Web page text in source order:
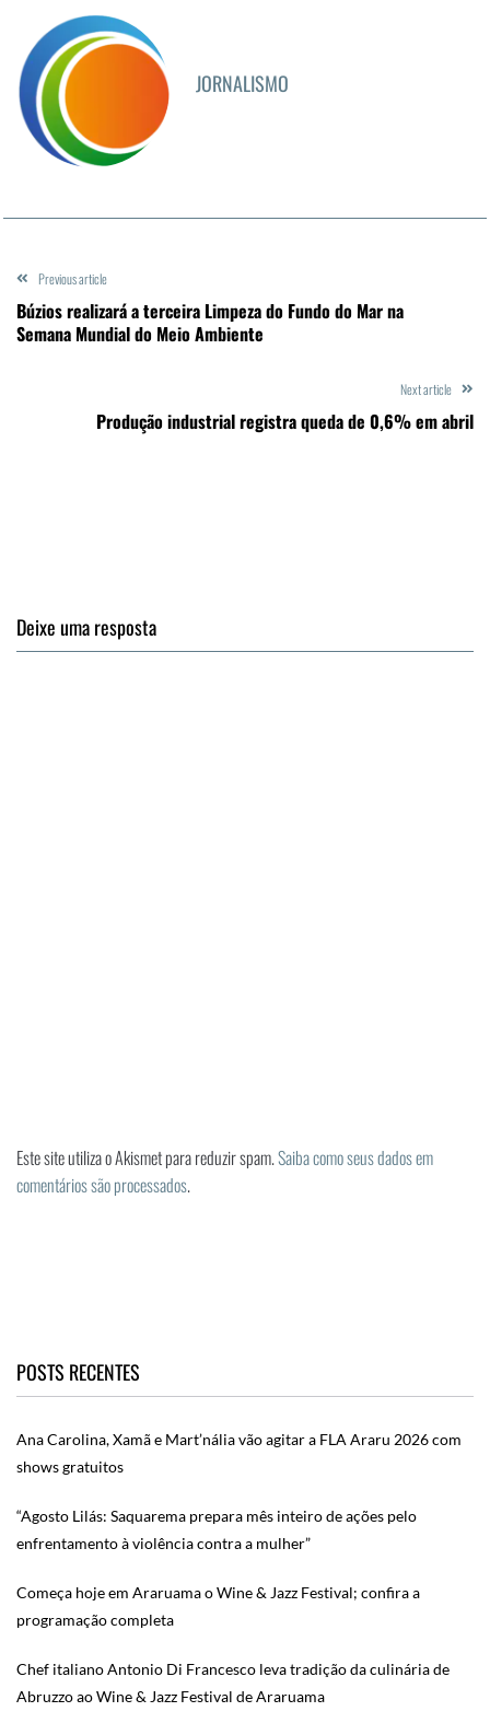
JORNALISMO
Previous article
Búzios realizará a terceira Limpeza do Fundo do Mar na
Semana Mundial do Meio Ambiente
Next article
Produção industrial registra queda de 0,6% em abril
Deixe uma resposta
Este site utiliza o Akismet para reduzir spam.Saiba como seus dados em
comentários são processados.
POSTS RECENTES
Ana Carolina, Xamã e Mart’nália vão agitar a FLA Araru 2026 com
shows gratuitos
“Agosto Lilás: Saquarema prepara mês inteiro de ações pelo
enfrentamento à violência contra a mulher”
Começa hoje em Araruama o Wine & Jazz Festival; confira a
programação completa
Chef italiano Antonio Di Francesco leva tradição da culinária de
Abruzzo ao Wine & Jazz Festival de Araruama